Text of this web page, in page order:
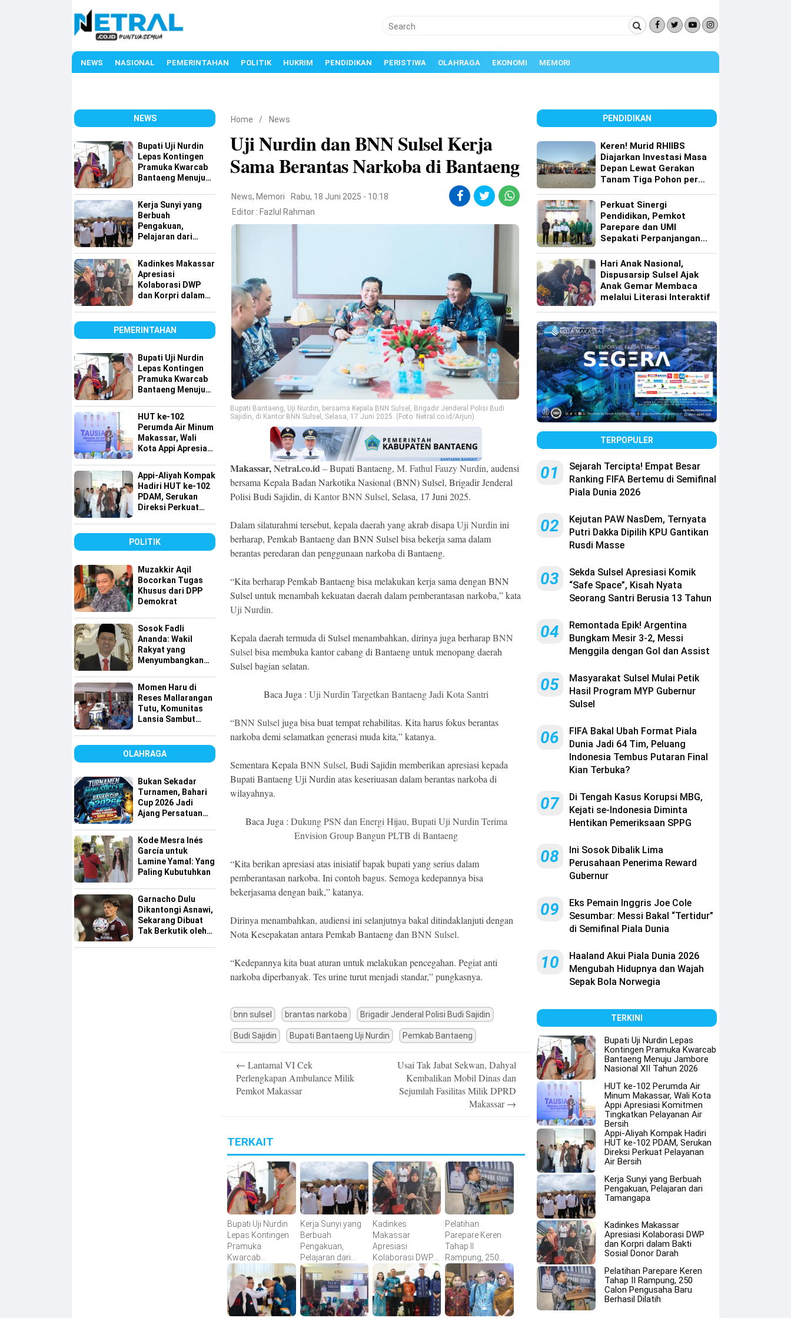
NEWS NASIONAL PEMERINTAHAN POLITIK HUKRIM PENDIDIKAN PERISTIWA OLAHRAGA EKONOMI MEMORI
NEWS
Bupati Uji Nurdin
Lepas Kontingen
Pramuka Kwarcab
Bantaeng Menuju
Kerja Sunyi yang
Berbuah
Pengakuan,
Pelajaran dari
Kadinkes Makassar
Apresiasi
Kolaborasi DWP
dan Korpri dalam
PEMERINTAHAN
Bupati Uji Nurdin
Lepas Kontingen
Pramuka Kwarcab
Bantaeng Menuju
HUT ke-102
Perumda Air Minum
Makassar, Wali
Kota Appi Apresiasi
Pelayanan Air
Bersih
Appi-Aliyah Kompak
Hadiri HUT ke-102
PDAM, Serukan
Direksi Perkuat
POLITIK
Muzakkir Aqil
Bocorkan Tugas
Khusus dari DPP
Demokrat
Sosok Fadli
Ananda: Wakil
Rakyat yang
Menyumbangkan
Kurang Mampu
Momen Haru di
Reses Mallarangan
Tutu, Komunitas
Lansia Sambut
OLAHRAGA
Bukan Sekadar
Turnamen, Bahari
Cup 2026 Jadi
Ajang Persatuan
Sinjai
Kode Mesra Inés
García untuk
Lamine Yamal: Yang
Paling Kubutuhkan
Garnacho Dulu
Dikantongi Asnawi,
Sekarang Dibuat
Tak Berkutik oleh
Home / News
Uji Nurdin dan BNN Sulsel Kerja
Sama Berantas Narkoba di Bantaeng
News, Memori
Rabu, 18 Juni 2025 - 10:18
Editor : Fazlul Rahman
Bupati Bantaeng, Uji Nurdin, bersama Kepala BNN Sulsel, Brigadir Jenderal Polisi Budi
Sajidin, di Kantor BNN Sulsel, Selasa, 17 Juni 2025. (Foto: Netral.co.id/Arjun).
Makassar,Netral.co.id–Bupati Bantaeng,M. Fathul Fauzy Nurdin, audensi
bersama Kepala Badan Narkotika Nasional (BNN) Sulsel, Brigadir Jenderal
Polisi Budi Sajidin, diKantor BNN Sulsel, Selasa, 17 Juni 2025.
Dalam silaturahmi tersebut, kepala daerah yang akrab disapaUji Nurdinini
berharap, Pemkab Bantaeng dan BNN Sulsel bisa bekerja sama dalam
berantas peredaran dan penggunaan narkoba di Bantaeng.
“Kita berharap Pemkab Bantaeng bisa melakukan kerja sama dengan BNN
Sulsel untuk menambah kekuatan daerah dalam pemberantasan narkoba,” kata
Uji Nurdin.
Kepala daerah termuda di Sulsel menambahkan, dirinya juga berharapBNN
Sulselbisa membuka kantor cabang di Bantaeng untuk menopang daerah
Sulsel bagian selatan.
Baca Juga :Uji Nurdin Targetkan Bantaeng Jadi Kota Santri
“BNN Sulsel juga bisa buat tempat rehabilitas. Kita harus fokus berantas
narkoba demi selamatkan generasi muda kita,” katanya.
Sementara KepalaBNN Sulsel, Budi Sajidin memberikan apresiasi kepada
Bupati Bantaeng Uji Nurdin atas keseriuasan dalam berantas narkoba di
wilayahnya.
Baca Juga : Dukung PSN dan Energi Hijau, Bupati Uji Nurdin Terima
Envision Group Bangun PLTB di Bantaeng
“Kita berikan apresiasi atas inisiatif bapak bupati yang serius dalam
pemberantasan narkoba. Ini contoh bagus. Semoga kedepannya bisa
bekerjasama dengan baik,” katanya.
Dirinya menambahkan, audiensi ini selanjutnya bakal ditindaklanjuti dengan
Nota Kesepakatan antara Pemkab Bantaeng danBNN Sulsel.
“Kedepannya kita buat aturan untuk melakukan pencegahan. Pegiat anti
narkoba diperbanyak. Tes urine turut menjadi standar,” pungkasnya.
bnn sulsel brantas narkoba Brigadir Jenderal Polisi Budi Sajidin
Budi Sajidin Bupati Bantaeng Uji Nurdin Pemkab Bantaeng
navigation
← Lantamal VI Cek
Perlengkapan Ambulance Milik
Pemkot Makassar
Usai Tak Jabat Sekwan, Dahyal
Kembalikan Mobil Dinas dan
Sejumlah Fasilitas Milik DPRD
Makassar→
TERKAIT
Bupati Uji Nurdin
Lepas Kontingen
Pramuka
Kwarcab
Bantaeng Menuju
Jambore
Nasional XII
Tahun 2026
Kerja Sunyi yang
Berbuah
Pengakuan,
Pelajaran dari
Tamangapa
Kadinkes
Makassar
Apresiasi
Kolaborasi DWP
dan Korpri dalam
Bakti Sosial
Donor Darah
Pelatihan
Parepare Keren
Tahap II
Rampung, 250
Calon Pengusaha
Baru Berhasil
Dilatih
PENDIDIKAN
Keren! Murid RHIIBS
Diajarkan Investasi Masa
Depan Lewat Gerakan
Tanam Tiga Pohon per
Perkuat Sinergi
Pendidikan, Pemkot
Parepare dan UMI
Sepakati Perpanjangan
Perguruan Tinggi
Hari Anak Nasional,
Dispusarsip Sulsel Ajak
Anak Gemar Membaca
melalui Literasi Interaktif
TERPOPULER
01
Sejarah Tercipta! Empat Besar
Ranking FIFA Bertemu di Semifinal
Piala Dunia 2026
02
Kejutan PAW NasDem, Ternyata
Putri Dakka Dipilih KPU Gantikan
Rusdi Masse
03
Sekda Sulsel Apresiasi Komik
“Safe Space”, Kisah Nyata
Seorang Santri Berusia 13 Tahun
04
Remontada Epik! Argentina
Bungkam Mesir 3-2, Messi
Menggila dengan Gol dan Assist
05
Masyarakat Sulsel Mulai Petik
Hasil Program MYP Gubernur
Sulsel
06
FIFA Bakal Ubah Format Piala
Dunia Jadi 64 Tim, Peluang
Indonesia Tembus Putaran Final
Kian Terbuka?
07
Di Tengah Kasus Korupsi MBG,
Kejati se-Indonesia Diminta
Hentikan Pemeriksaan SPPG
08
Ini Sosok Dibalik Lima
Perusahaan Penerima Reward
Gubernur
09
Eks Pemain Inggris Joe Cole
Sesumbar: Messi Bakal “Tertidur”
di Semifinal Piala Dunia
10
Haaland Akui Piala Dunia 2026
Mengubah Hidupnya dan Wajah
Sepak Bola Norwegia
TERKINI
Bupati Uji Nurdin Lepas
Kontingen Pramuka Kwarcab
Bantaeng Menuju Jambore
Nasional XII Tahun 2026
HUT ke-102 Perumda Air
Minum Makassar, Wali Kota
Appi Apresiasi Komitmen
Tingkatkan Pelayanan Air
Bersih
Appi-Aliyah Kompak Hadiri
HUT ke-102 PDAM, Serukan
Direksi Perkuat Pelayanan
Air Bersih
Kerja Sunyi yang Berbuah
Pengakuan, Pelajaran dari
Tamangapa
Kadinkes Makassar
Apresiasi Kolaborasi DWP
dan Korpri dalam Bakti
Sosial Donor Darah
Pelatihan Parepare Keren
Tahap II Rampung, 250
Calon Pengusaha Baru
Berhasil Dilatih